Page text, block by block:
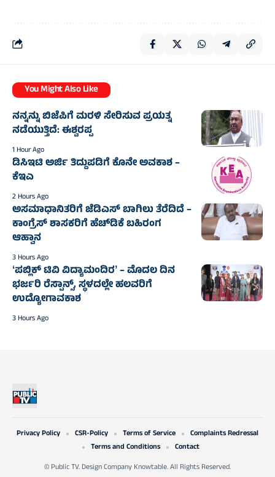
You Might Also Like
ನನ್ನನ್ನು ಬಿಜೆಪಿಗೆ ಮರಳಿ ಸೇರಿಸುವ ಪ್ರಯತ್ನ
ನಡೆಯುತ್ತಿದೆ: ಈಶ್ವರಪ್ಪ
1 Hour Ago
ಡಿಸಿಇಟಿ ಅರ್ಜಿ ತಿದ್ದುಪಡಿಗೆ ಕೊನೇ ಅವಕಾಶ –
ಕೆಇಎ
2 Hours Ago
ಅಸಮಾಧಾನಿತರಿಗೆ ಜೆಡಿಎಸ್‌‍ ಬಾಗಿಲು ತೆರೆದಿದೆ –
ಕಾಂಗ್ರೆಸ್‌‍ ಶಾಸಕರಿಗೆ ಹೆಚ್‌ಡಿಕೆ ಬಹಿರಂಗ
ಆಹ್ವಾನ
3 Hours Ago
ʻಪಬ್ಲಿಕ್‌ ಟಿವಿ ವಿದ್ಯಾಮಂದಿರʼ – ಮೊದಲ ದಿನ
ಭರ್ಜರಿ ರೆಸ್ಪಾನ್ಸ್‌, ಸ್ಥಳದಲ್ಲೇ ಹಲವರಿಗೆ
ಉದ್ಯೋಗಾವಕಾಶ
3 Hours Ago
© Public TV. Design Company Knowtable. All Rights Reserved.
Privacy Policy CSR-Policy Terms of Service
Complaints Redressal
Terms and Conditions
Contact